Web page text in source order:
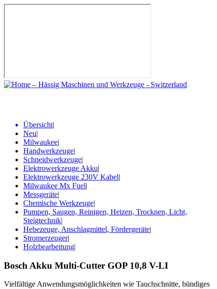
Übersicht|
Neu|
Milwaukee|
Handwerkzeuge|
Schneidwerkzeuge|
Elektrowerkzeuge Akku|
Elektrowerkzeuge 230V Kabel|
Milwaukee Mx Fuel|
Messgeräte|
Chemische Werkzeuge|
Pumpen, Saugen, Reinigen, Heizen, Trocknen, Licht,
Steigtechnik|
Hebezeuge, Anschlagmittel, Fördergeräte|
Stromerzeuger|
Holzbearbeitung|
Bosch Akku Multi-Cutter GOP 10,8 V-LI
Vielfältige Anwendungsmöglichkeiten wie Tauchschnitte, bündiges